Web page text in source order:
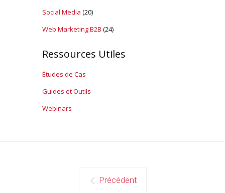
Social Media (20)
Web Marketing B2B (24)
Ressources Utiles
Études de Cas
Guides et Outils
Webinars
Précédent